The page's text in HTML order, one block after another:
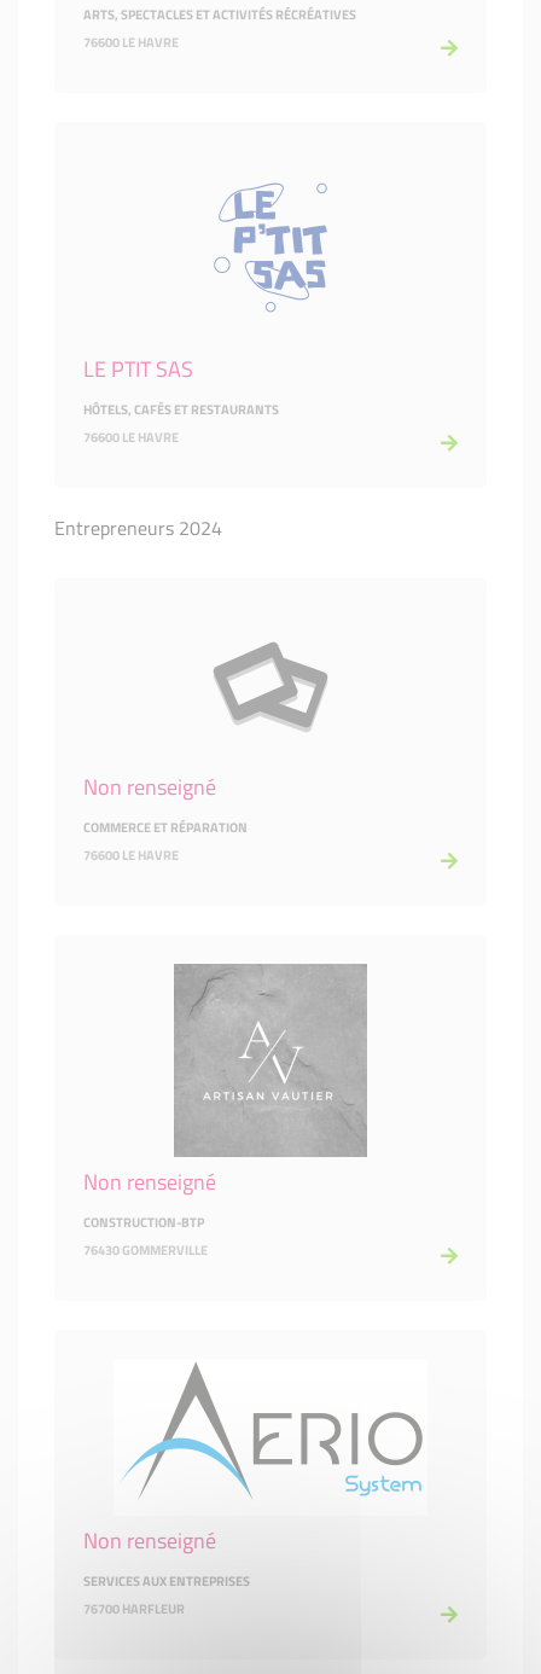
ARTS, SPECTACLES ET ACTIVITÉS RÉCRÉATIVES
76600 LE HAVRE
LE PTIT SAS
HÔTELS, CAFÉS ET RESTAURANTS
76600 LE HAVRE
Entrepreneurs 2024
Non renseigné
COMMERCE ET RÉPARATION
76600 LE HAVRE
Non renseigné
CONSTRUCTION-BTP
76430 GOMMERVILLE
Non renseigné
SERVICES AUX ENTREPRISES
76700 HARFLEUR